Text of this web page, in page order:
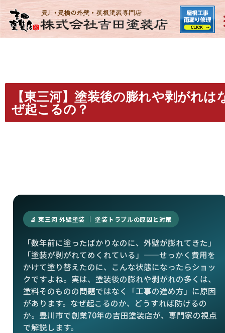
【東三河】塗装後の膨れや剥がれは
ぜ起こるの？
🔬 東三河 外壁塗装 ｜ 塗装トラブルの原因と対策
「数年前に塗ったばかりなのに、外壁が膨れてきた」
「塗装が剥がれてめくれている」——せっかく費用を
かけて塗り替えたのに、こんな状態になったらショッ
クですよね。実は、塗装後の膨れや剥がれの多くは、
塗料そのものの問題ではなく「工事の進め方」に原因
があります。なぜ起こるのか、どうすれば防げるの
か。豊川市で創業70年の吉田塗装店が、専門家の視点
で解説します。